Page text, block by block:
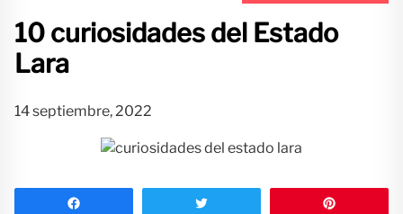
10 curiosidades del Estado
Lara
14 septiembre, 2022